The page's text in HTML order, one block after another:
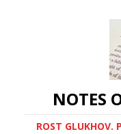
NOTES
ROST GLUKHOV.